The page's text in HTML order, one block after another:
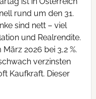
rund um den 31.
sind nett – viel
und Realrendite.
2026 bei 3,2 %.
verzinsten
Kaufkraft. Dieser